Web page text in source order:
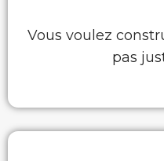
Vous voulez
pas